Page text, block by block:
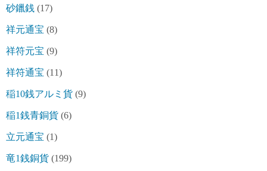
砂鑞銭 (17)
祥元通宝 (8)
祥符元宝 (9)
祥符通宝 (11)
稲10銭アルミ貨 (9)
稲1銭青銅貨 (6)
立元通宝 (1)
竜1銭銅貨 (199)